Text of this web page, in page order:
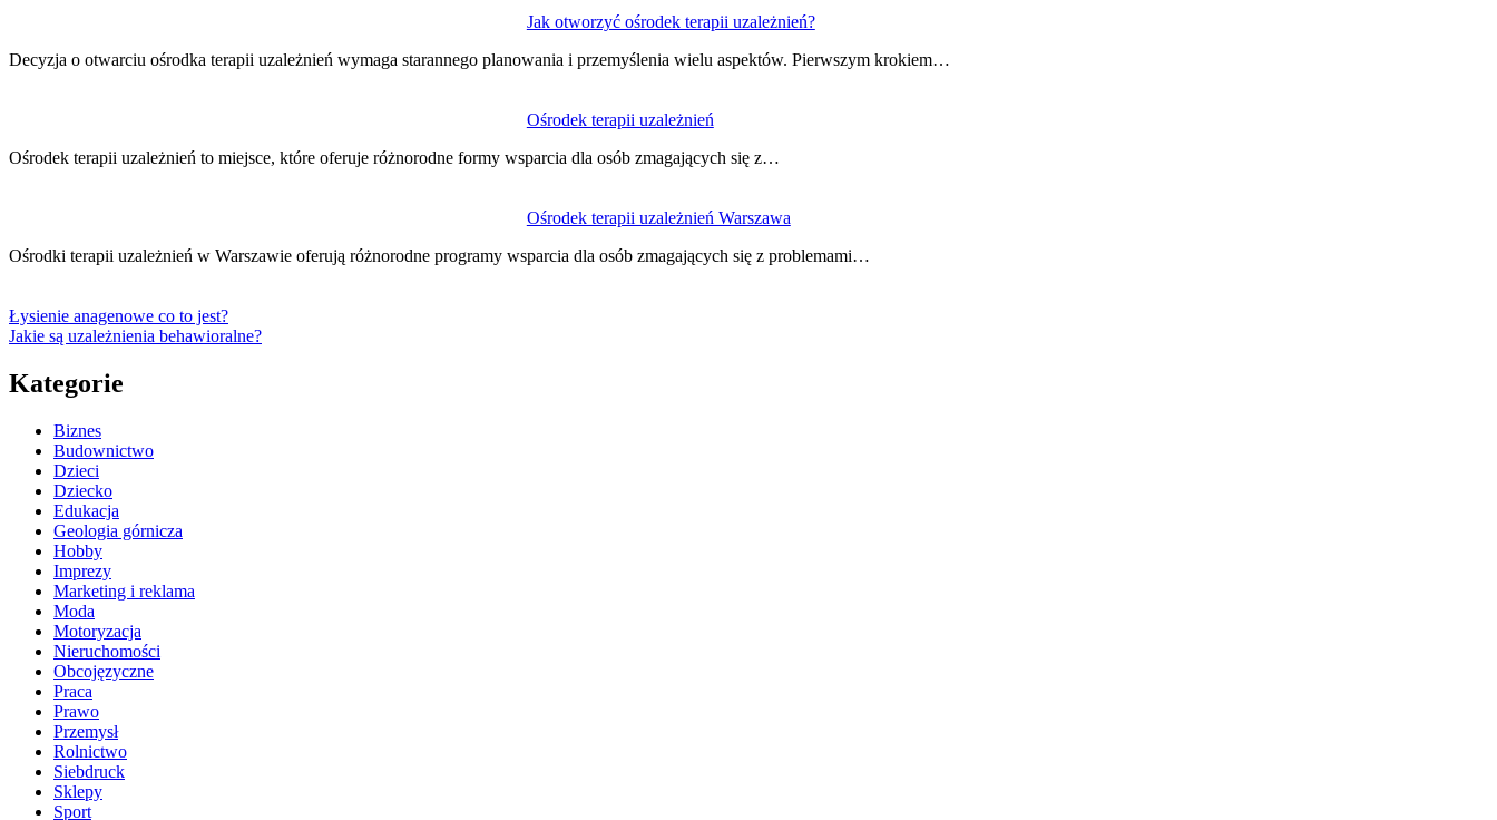
Jak otworzyć ośrodek terapii uzależnień?
Decyzja o otwarciu ośrodka terapii uzależnień wymaga starannego planowania i przemyślenia wielu aspektów. Pierwszym krokiem…
Ośrodek terapii uzależnień
Ośrodek terapii uzależnień to miejsce, które oferuje różnorodne formy wsparcia dla osób zmagających się z…
Ośrodek terapii uzależnień Warszawa
Ośrodki terapii uzależnień w Warszawie oferują różnorodne programy wsparcia dla osób zmagających się z problemami…
Łysienie anagenowe co to jest?
Jakie są uzależnienia behawioralne?
Kategorie
Biznes
Budownictwo
Dzieci
Dziecko
Edukacja
Geologia górnicza
Hobby
Imprezy
Marketing i reklama
Moda
Motoryzacja
Nieruchomości
Obcojęzyczne
Praca
Prawo
Przemysł
Rolnictwo
Siebdruck
Sklepy
Sport